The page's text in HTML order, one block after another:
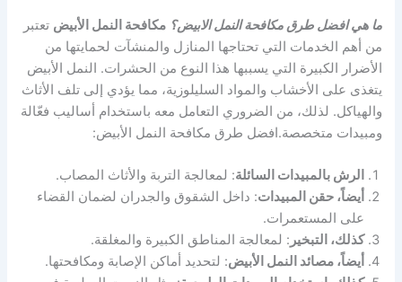
ما هي افضل طرق مكافحة النمل الابيض؟ مكافحة النمل الأبيض تعتبر
من أهم الخدمات التي تحتاجها المنازل والمنشآت لحمايتها من
الأضرار الكبيرة التي يسببها هذا النوع من الحشرات. النمل الأبيض
يتغذى على الأخشاب والمواد السليلوزية، مما يؤدي إلى تلف الأثاث
والهياكل. لذلك، من الضروري التعامل معه باستخدام أساليب فعّالة
ومبيدات متخصصة.افضل طرق مكافحة النمل الأبيض:
الرش بالمبيدات السائلة: لمعالجة التربة والأثاث المصاب.
أيضاً، حقن المبيدات: داخل الشقوق والجدران لضمان القضاء
على المستعمرات.
كذلك، التبخير : لمعالجة المناطق الكبيرة والمغلقة.
أيضاً، مصائد النمل الأبيض: لتحديد أماكن الإصابة ومكافحتها.